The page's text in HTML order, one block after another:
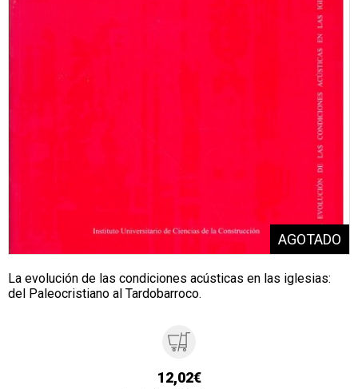
La evolución de las condiciones acústicas en las iglesias:
del Paleocristiano al Tardobarroco.
12,02€